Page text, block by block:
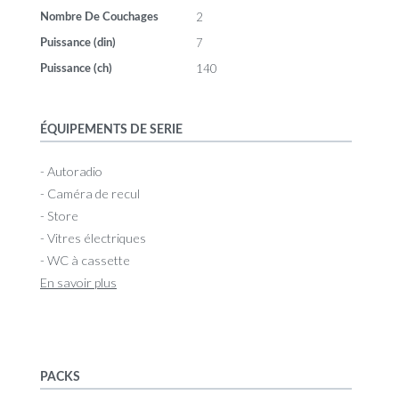
Nombre De Couchages 2
Puissance (din) 7
Puissance (ch) 140
ÉQUIPEMENTS DE SERIE
- Autoradio
- Caméra de recul
- Store
- Vitres électriques
- WC à cassette
En savoir plus
PACKS